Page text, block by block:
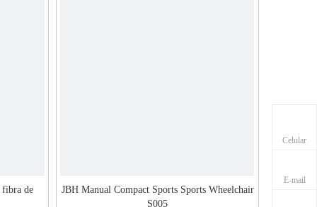
fibra de
JBH Manual Compact Sports Sports Wheelchair
S005
Celular
E-mail